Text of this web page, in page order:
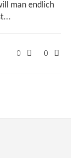
man endlich
0 0